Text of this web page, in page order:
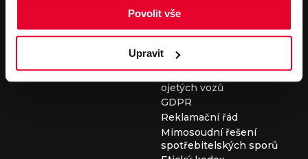
Povolit vše
Upravit
vozidel
Všeobecné obchodní
podmínky pro provádění
servisních prací
Všeobecné obchodní
podmínky při nákupu
ojetých vozů
GDPR
Reklamační řád
Mimosoudní řešení
spotřebitelských sporů